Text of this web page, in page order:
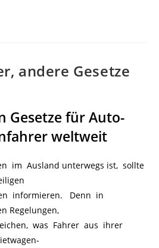
andere Gesetze
Gesetze für Auto-
weltweit
im Ausland unterwegs ist, sollte
informieren. Denn in
Regelungen,
was Fahrer aus ihrer